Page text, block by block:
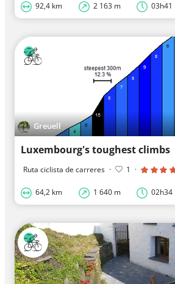
92,4 km 2 163 m 03h41
Greuell
Luxembourg's toughest climbs
Ruta ciclista de carreres · 1 ·
64,2 km 1 640 m 02h34